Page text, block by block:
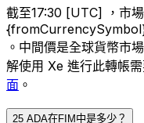
截至17:30 [UTC] ，市
。中間價是全球貨幣市
解使用 Xe 進行此轉帳
面 。
25 ADA在FIM中是多少？